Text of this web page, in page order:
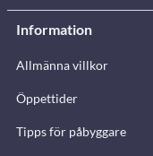
Information
Allmänna villkor
Öppettider
Tipps för påbyggare